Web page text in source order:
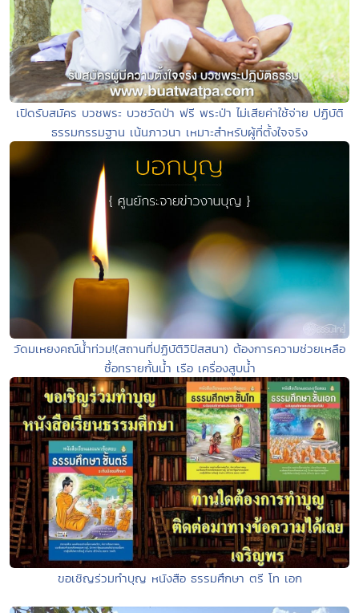
เปิดรับสมัคร บวชพระ บวชวัดป่า ฟรี พระป่า ไม่เสียค่าใช้จ่าย ปฏิบัติ
ธรรมกรรมฐาน เน้นภาวนา เหมาะสำหรับผู้ที่ตั้งใจจริง
วัดมเหยงคณ์น้ำท่วม!(สถานที่ปฏิบัติวิปัสสนา) ต้องการความช่วยเหลือ
ซื้อทรายกั้นน้ำ เรือ เครื่องสูบน้ำ
ขอเชิญร่วมทำบุญ หนังสือ ธรรมศึกษา ตรี โท เอก